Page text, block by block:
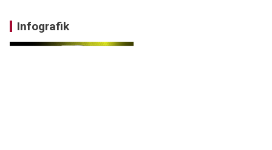
Infografik